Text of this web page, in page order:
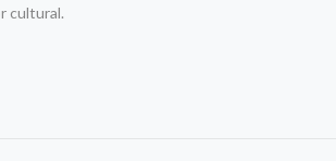
cultural.